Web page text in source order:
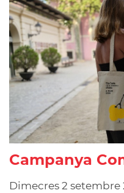
Campanya
Dimecres 2 setembre